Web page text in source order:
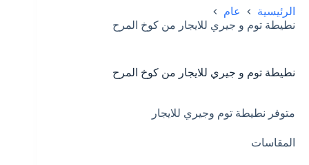
الرئيسية
عام
نطيطة توم و جيري للايجار من كوخ المرح
نطيطة توم و جيري للايجار من كوخ المرح
متوفر نطيطة توم وجيري للايجار
المقاسات